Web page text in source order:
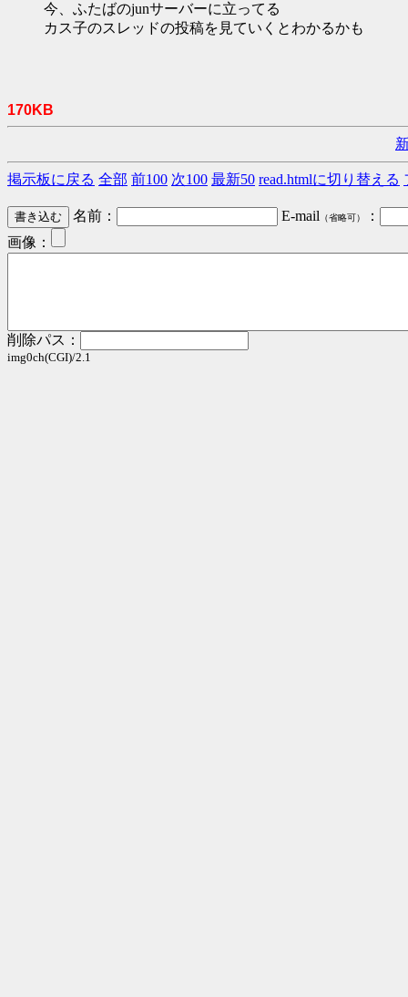
今、ふたばのjunサーバーに立ってる
カス子のスレッドの投稿を見ていくとわかるかも
170KB
掲示板に戻る 全部 前100 次100 最新50 read.htmlに切り替える
名前： E-mail （省略可）
：
画像：
削除パス：
img0ch(CGI)/2.1